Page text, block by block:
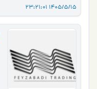
1405/5/15 23:21:01